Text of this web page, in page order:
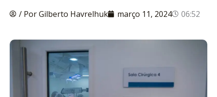
/ Por Gilberto Havrelhuk março 11, 2024 06:52